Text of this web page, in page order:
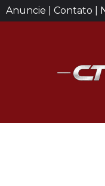
Anuncie | Contato |